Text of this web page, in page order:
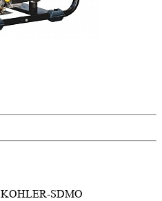
KOHLER-SDMO